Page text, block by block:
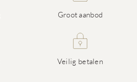
Groot aanbod
Veilig betalen